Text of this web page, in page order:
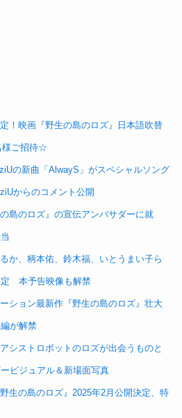
！映画『野生の島のロズ』日本語吹替
様ご招待☆
の新曲「AlwayS」がスペシャルソング
からのコメント公開
島のロズ』の宣伝アンバサダーに就
か、柄本佑、鈴木福、いとうまい子ら
定 本予告映像も解禁
ション最新作『野生の島のロズ』壮大
が解禁
シストロボットのロズが出会うものと
ビジュアル＆新場面写真
生の島のロズ』2025年2月公開決定、特